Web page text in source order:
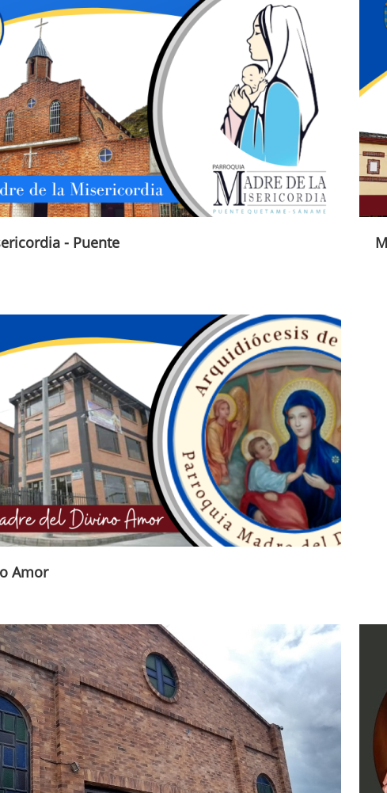
- Puente
Amor